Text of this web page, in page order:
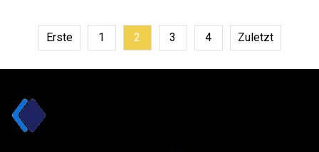
Erste 1 2 3 4 Zuletzt